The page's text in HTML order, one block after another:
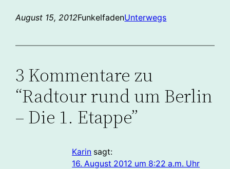
August 15, 2012FunkelfadenUnterwegs
3 Kommentare zu
“Radtour rund um Berlin
– Die 1. Etappe”
Karin sagt:
16. August 2012 um 8:22 a.m. Uhr